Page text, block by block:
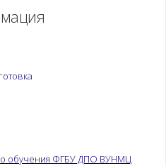
обучения ФГБУ ДПО ВУНМЦ